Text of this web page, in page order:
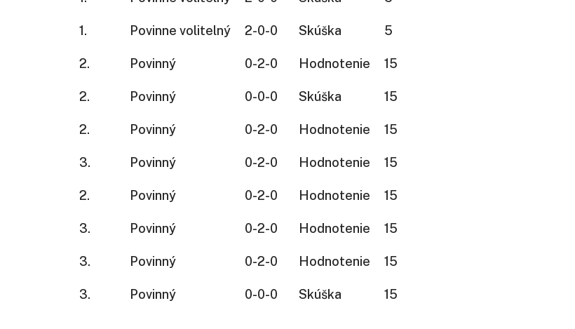
1. Povinne volitelný 2-0-0 Skúška 5
2. Povinný 0-2-0 Hodnotenie 15
2. Povinný 0-0-0 Skúška 15
2. Povinný 0-2-0 Hodnotenie 15
3. Povinný 0-2-0 Hodnotenie 15
2. Povinný 0-2-0 Hodnotenie 15
3. Povinný 0-2-0 Hodnotenie 15
3. Povinný 0-2-0 Hodnotenie 15
3. Povinný 0-0-0 Skúška 15